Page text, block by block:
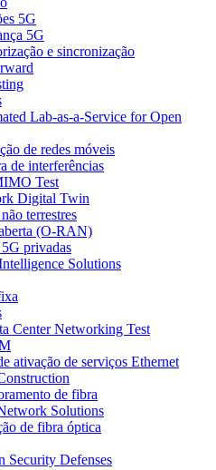
5G
5G
e sincronização
Lab-as-a-Service for Open
de redes móveis
de interferências
Test
Digital Twin
terrestres
(O-RAN)
privadas
Solutions
Center Networking Test
ativação de serviços Ethernet
de fibra
Solutions
de fibra óptica
Security Defenses